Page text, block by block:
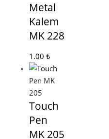
Metal
Kalem
MK 228
1.00 ₺
Touch
Pen
MK 205